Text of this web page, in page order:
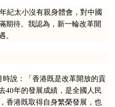
紀太小沒有親身體會，對中國
期待。我認為，新一輪改革開
。
說：「香港既是改革開放的貢
40年的發展成績，是全國人民
香港既取得自身繁榮發展，也